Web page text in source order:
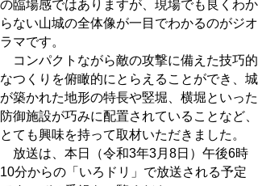
の臨場感ではありますが、現場でも良くわか
らない山城の全体像が一目でわかるのがジオ
ラマです。
コンパクトながら敵の攻撃に備えた技巧的
なつくりを俯瞰的にとらえることができ、城
が築かれた地形の特長や竪堀、横堀といった
防御施設が巧みに配置されていることなど、
とても興味を持って取材いただきました。
放送は、本日（令和3年3月8日）午後6時
10分からの「いろドリ」で放送される予定